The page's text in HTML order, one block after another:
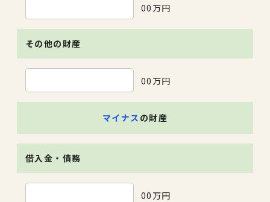
00万円
その他の財産
00万円
マイナス の財産
借入金・債務
00万円